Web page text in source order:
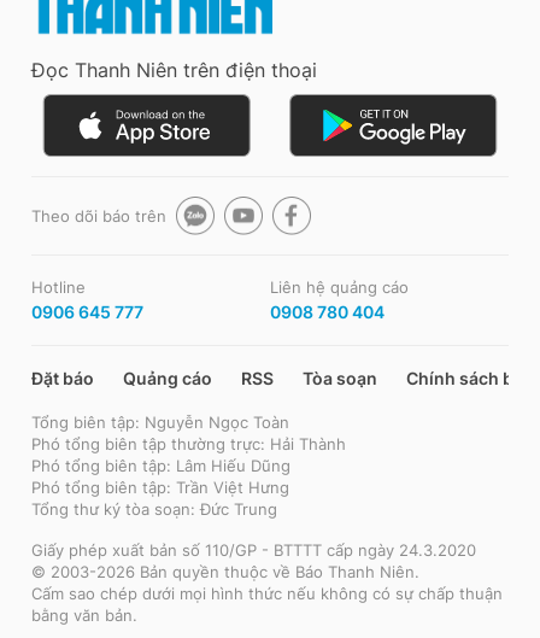
Đọc Thanh Niên trên điện thoại
Theo dõi báo trên
Hotline
0906 645 777
Liên hệ quảng cáo
0908 780 404
Đặt báo Quảng cáo RSS Tòa soạn Chính sách bảo
Tổng biên tập: Nguyễn Ngọc Toàn
Phó tổng biên tập thường trực: Hải Thành
Phó tổng biên tập: Lâm Hiếu Dũng
Phó tổng biên tập: Trần Việt Hưng
Tổng thư ký tòa soạn: Đức Trung
Giấy phép xuất bản số 110/GP - BTTTT cấp ngày 24.3.2020
© 2003-2026 Bản quyền thuộc về Báo Thanh Niên.
Cấm sao chép dưới mọi hình thức nếu không có sự chấp thuận
bằng văn bản.